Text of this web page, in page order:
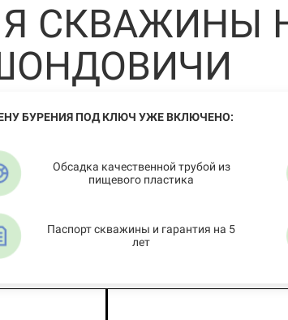
СКВАЖИНЫ
БУРЕНИЯ ПОД КЛЮЧ УЖЕ ВКЛЮЧЕНО:
Обсадка качественной трубой из
пищевого пластика
Паспорт скважины и гарантия на 5
лет